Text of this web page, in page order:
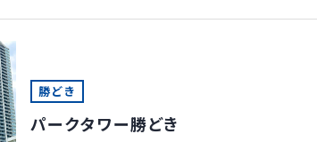
勝どき
パークタワー勝どき